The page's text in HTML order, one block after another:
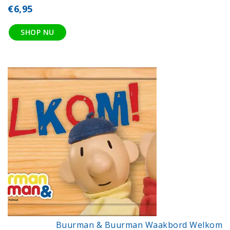
€6,95
SHOP NU
Buurman & Buurman Waakbord Welkom